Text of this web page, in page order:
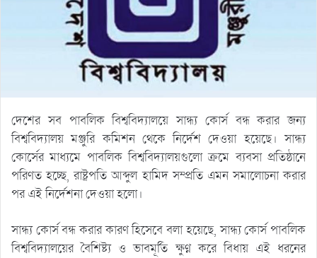
দেশের সব পাবলিক বিশ্ববিদ্যালয়ে সান্ধ্য কোর্স বন্ধ করার জন্য
বিশ্ববিদ্যালয় মঞ্জুরি কমিশন থেকে নির্দেশ দেওয়া হয়েছে। সান্ধ্য
কোর্সের মাধ্যমে পাবলিক বিশ্ববিদ্যালয়গুলো ক্রমে ব্যবসা প্রতিষ্ঠানে
পরিণত হচ্ছে, রাষ্ট্রপতি আব্দুল হামিদ সম্প্রতি এমন সমালোচনা করার
পর এই নির্দেশনা দেওয়া হলো।
সান্ধ্য কোর্স বন্ধ করার কারণ হিসেবে বলা হয়েছে, সান্ধ্য কোর্স পাবলিক
বিশ্ববিদ্যালয়ের বৈশিষ্ট্য ও ভাবমূর্তি ক্ষুণ্ন করে বিধায় এই ধরনের